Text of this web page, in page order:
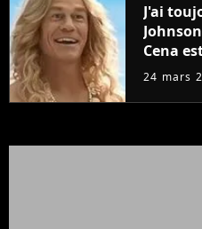
J'ai
Cena
rêvait
24 mars